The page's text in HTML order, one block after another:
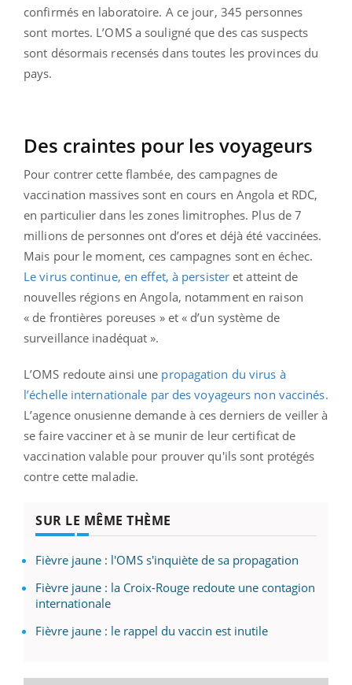
confirmés en laboratoire. A ce jour, 345 personnes
sont mortes. L’OMS a souligné que des cas suspects
sont désormais recensés dans toutes les provinces du
pays.
Des craintes pour les voyageurs
Pour contrer cette flambée, des campagnes de
vaccination massives sont en cours en Angola et RDC,
en particulier dans les zones limitrophes. Plus de 7
millions de personnes ont d’ores et déjà été vaccinées.
Mais pour le moment, ces campagnes sont en échec.
Le virus continue, en effet, à persister et atteint de
nouvelles régions en Angola, notamment en raison
« de frontières poreuses » et « d’un système de
surveillance inadéquat ».
L’OMS redoute ainsi une propagation du virus à
l’échelle internationale par des voyageurs non vaccinés.
L’agence onusienne demande à ces derniers de veiller à
se faire vacciner et à se munir de leur certificat de
vaccination valable pour prouver qu'ils sont protégés
contre cette maladie.
SUR LE MÊME THÈME
Fièvre jaune : l'OMS s'inquiète de sa propagation
Fièvre jaune : la Croix-Rouge redoute une contagion
internationale
Fièvre jaune : le rappel du vaccin est inutile